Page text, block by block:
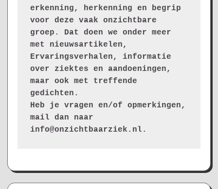
erkenning, herkenning en begrip
voor deze vaak onzichtbare
groep. Dat doen we onder meer
met nieuwsartikelen,
Ervaringsverhalen, informatie
over ziektes en aandoeningen,
maar ook met treffende
gedichten.
Heb je vragen en/of opmerkingen,
mail dan naar
info@onzichtbaarziek.nl.